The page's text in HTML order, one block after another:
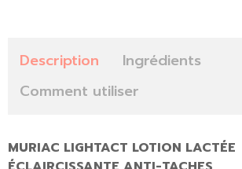
Description
Ingrédients
Comment utiliser
MURIAC LIGHTACT LOTION LACTÉE